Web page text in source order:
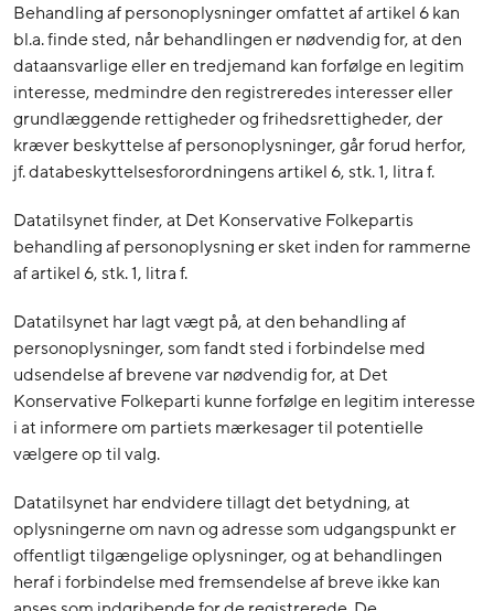
Behandling af personoplysninger omfattet af artikel 6 kan
bl.a. finde sted, når behandlingen er nødvendig for, at den
dataansvarlige eller en tredjemand kan forfølge en legitim
interesse, medmindre den registreredes interesser eller
grundlæggende rettigheder og frihedsrettigheder, der
kræver beskyttelse af personoplysninger, går forud herfor,
jf. databeskyttelsesforordningens artikel 6, stk. 1, litra f.
Datatilsynet finder, at Det Konservative Folkepartis
behandling af personoplysning er sket inden for rammerne
af artikel 6, stk. 1, litra f.
Datatilsynet har lagt vægt på, at den behandling af
personoplysninger, som fandt sted i forbindelse med
udsendelse af brevene var nødvendig for, at Det
Konservative Folkeparti kunne forfølge en legitim interesse
i at informere om partiets mærkesager til potentielle
vælgere op til valg.
Datatilsynet har endvidere tillagt det betydning, at
oplysningerne om navn og adresse som udgangspunkt er
offentligt tilgængelige oplysninger, og at behandlingen
heraf i forbindelse med fremsendelse af breve ikke kan